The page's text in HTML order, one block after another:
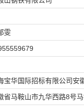
雯
宝华国际招标有限公司安
省马鞍山市九华西路8号